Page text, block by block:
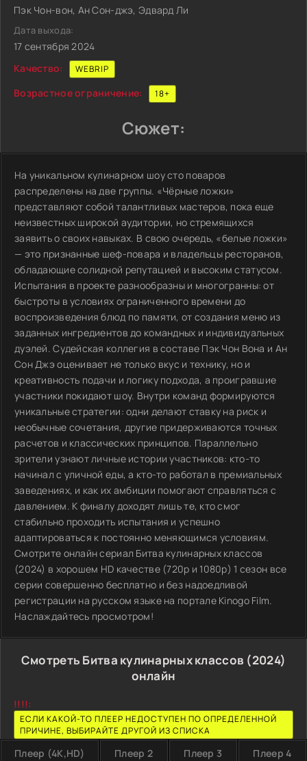
Пэк Чон-вон, Ан Сон-джэ, Эдвард Ли
Дата выхода:
17 сентября 2024
Качество:
WEBRIP
Возрастное ограничение: 18+
Сюжет:
На уникальном кулинарном шоу сто поваров
распределены на две группы. «Чёрные ложки»
представляют собой талантливых мастеров, пока еще
неизвестных широкой аудитории, но стремящихся
заявить о своих навыках. В свою очередь, «белые ложки»
— это признанные шеф-повара и владельцы ресторанов,
обладающие солидной репутацией и высоким статусом.
Испытания в проекте разнообразны и многогранны: от
быстроты в условиях ограниченного времени до
воспроизведения блюд по памяти, от создания меню из
заданных ингредиентов до командных и индивидуальных
дуэлей. Судейская коллегия в составе Пэк Чон Вона и Ан
Сон Джэ оценивает не только вкус и технику, но и
креативность подачи и логику подхода, а проигравшие
участники покидают шоу. Внутри команд формируются
уникальные стратегии: одни делают ставку на риск и
необычные сочетания, другие придерживаются точных
расчетов и классических принципов. Параллельно
зрители узнают личные истории участников: кто-то
начинал с уличной еды, а кто-то работал в премиальных
заведениях, и как их амбиции помогают справляться с
давлением. К финалу доходят лишь те, кто смог
стабильно проходить испытания и успешно
адаптироваться к постоянно меняющимся условиям.
Смотрите онлайн сериал Битва кулинарных классов
(2024) в хорошем HD качестве (720p и 1080p) 1 сезон все
серии совершенно бесплатно и без надоедливой
регистрации на русском языке на портале Kinogo Film.
Наслаждайтесь просмотром!
Смотреть Битва кулинарных классов (2024)
онлайн
!!!!:
ЕСЛИ КАКОЙ-ТО ПЛЕЕР НЕДОСТУПЕН ПО ОПРЕДЕЛЕННОЙ
ПРИЧИНЕ, ВЫБИРАЙТЕ ДРУГОЙ ИЗ СПИСКА
Плеер (4K,HD) Плеер 2 Плеер 3 Плеер 4